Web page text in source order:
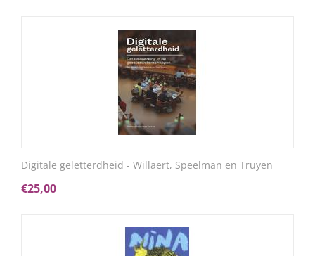
Digitale geletterdheid - Willaert, Speelman en Truyen
€25,00